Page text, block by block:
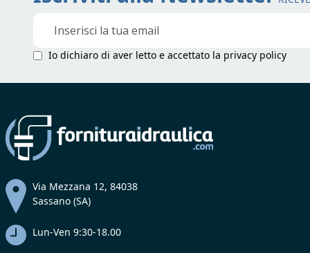
Newsletter:
Io dichiaro di aver letto e accettato la privacy policy
Via Mezzana 12, 84038
Sassano (SA)
Lun-Ven 9:30-18.00